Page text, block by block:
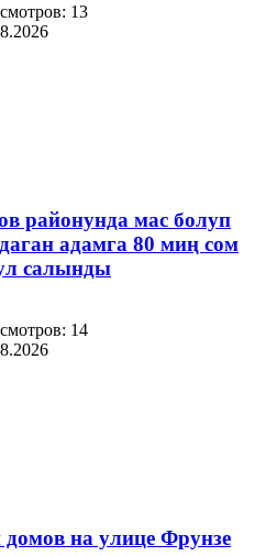
13
районунда мас болуп
адамга 80 миң сом
салынды
14
на улице Фрунзе